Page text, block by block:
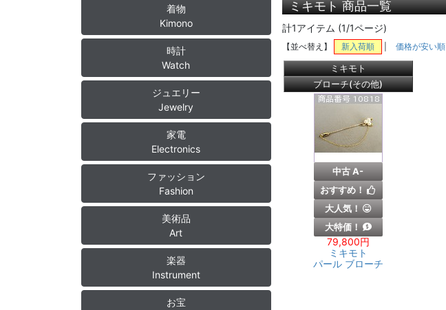
ミキモト 商品一覧
計1アイテム (1/1ページ)
【並べ替え】 新入荷順 価格が安い順
ミキモト
ブローチ(その他)
中古 A-
おすすめ！
大人気！
大特価！
79,800円
ミキモト
パール ブローチ
着物
Kimono
時計
Watch
ジュエリー
Jewelry
家電
Electronics
ファッション
Fashion
美術品
Art
楽器
Instrument
お宝